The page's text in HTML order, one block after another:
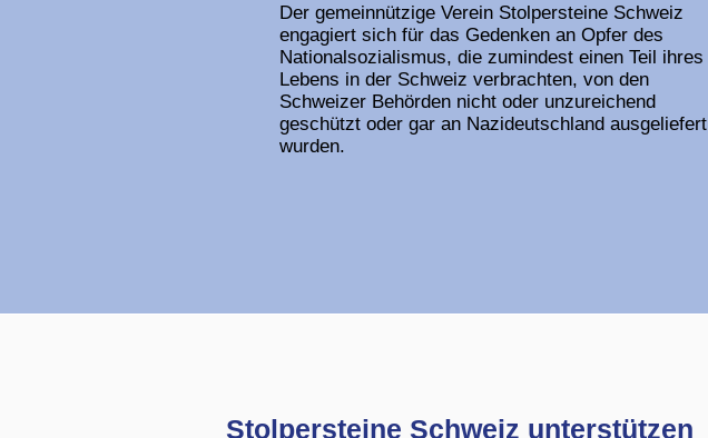
Der gemeinnützige Verein Stolpersteine Schweiz
engagiert sich für das Gedenken an Opfer des
Nationalsozialismus, die zumindest einen Teil ihres
Lebens in der Schweiz verbrachten, von den
Schweizer Behörden nicht oder unzureichend
geschützt oder gar an Nazideutschland ausgeliefert
wurden.
Stolpersteine Schweiz unterstützen